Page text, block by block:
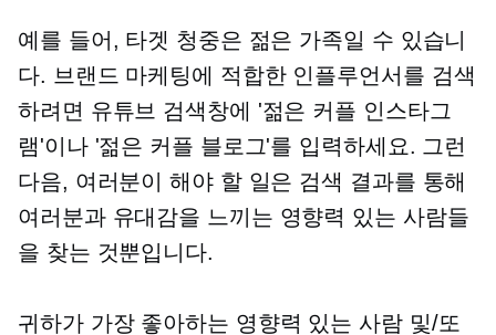
예를 들어, 타겟 청중은 젊은 가족일 수 있습니
다. 브랜드 마케팅에 적합한 인플루언서를 검색
하려면 유튜브 검색창에 '젊은 커플 인스타그
램'이나 '젊은 커플 블로그'를 입력하세요. 그런
다음, 여러분이 해야 할 일은 검색 결과를 통해
여러분과 유대감을 느끼는 영향력 있는 사람들
을 찾는 것뿐입니다.
귀하가 가장 좋아하는 영향력 있는 사람 및/또